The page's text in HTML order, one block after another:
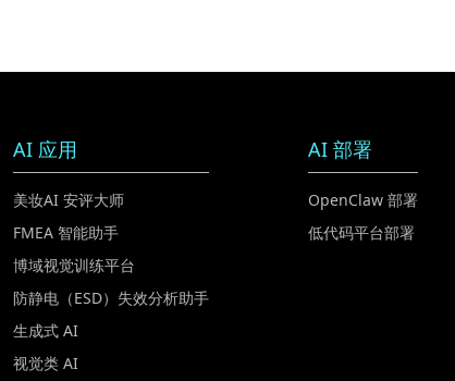
AI 应用
美妆AI 安评大师
FMEA 智能助手
博域视觉训练平台
防静电（ESD）失效分析助手
生成式 AI
视觉类 AI
AI 部署
OpenClaw 部署
低代码平台部署